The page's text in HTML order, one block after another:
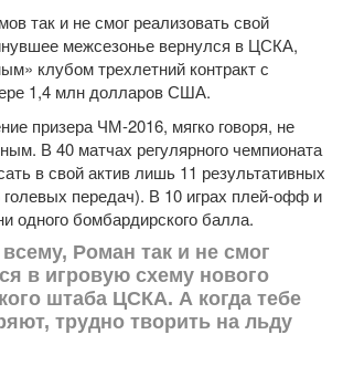
так и не смог реализовать свой
межсезонье вернулся в ЦСКА,
клубом трехлетний контракт с
1,4 млн долларов США.
призера ЧМ-2016, мягко говоря, не
В 40 матчах регулярного чемпионата
в свой актив лишь 11 результативных
передач). В 10 играх плей-офф и
одного бомбардирского балла.
Роман так и не смог
в игровую схему нового
штаба ЦСКА. А когда тебе
трудно творить на льду